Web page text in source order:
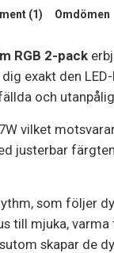
(1) Omdömen
RGB 2-pack
exakt den
och
vilket
justerbar
som följer
till mjuka, varma
skapar de